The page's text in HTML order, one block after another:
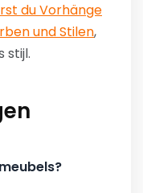
du Vorhänge
und Stilen,
stijl.